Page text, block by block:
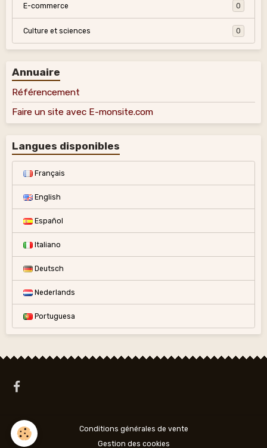
E-commerce 0
Culture et sciences 0
Annuaire
Référencement
Faire un site avec E-monsite.com
Langues disponibles
Français
English
Español
Italiano
Deutsch
Nederlands
Portuguesa
Conditions générales de vente
Gestion des cookies